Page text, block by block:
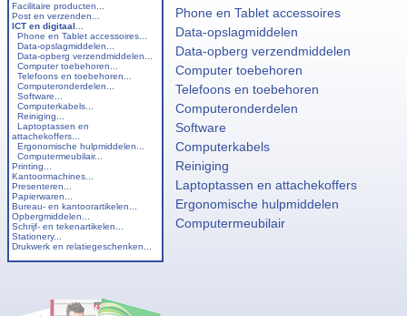
Facilitaire producten...
Post en verzenden...
ICT en digitaal
Phone en Tablet accessoires...
Data-opslagmiddelen...
Data-opberg verzendmiddelen...
Computer toebehoren...
Telefoons en toebehoren...
Computeronderdelen...
Software...
Computerkabels...
Reiniging...
Laptoptassen en
attachekoffers...
Ergonomische hulpmiddelen...
Computermeubilair...
Printing...
Kantoormachines...
Presenteren...
Papierwaren...
Bureau- en kantoorartikelen...
Opbergmiddelen...
Schrijf- en tekenartikelen...
Stationery...
Drukwerk en relatiegeschenken...
Phone en Tablet accessoires
Data-opslagmiddelen
Data-opberg verzendmiddelen
Computer toebehoren
Telefoons en toebehoren
Computeronderdelen
Software
Computerkabels
Reiniging
Laptoptassen en attachekoffers
Ergonomische hulpmiddelen
Computermeubilair